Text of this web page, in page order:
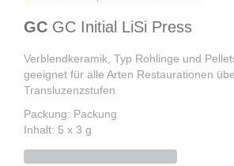
GC GC Initial LiSi Press
Verblendkeramik, Typ Rohlinge und
geeignet für alle Arten Restaurationen
Transluzenzstufen
Packung: Packung
Inhalt: 5 x 3 g